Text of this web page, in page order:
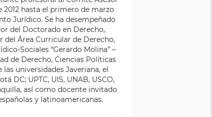
hasta el primero de marzo
Jurídico. Se ha desempeñado
del Doctorado en Derecho,
del Área Curricular de Derecho,
Sociales “Gerardo Molina” –
de Derecho, Ciencias Políticas
las universidades Javeriana, el
DC; UPTC, UIS, UNAB, USCO,
así como docente invitado
y latinoamericanas.